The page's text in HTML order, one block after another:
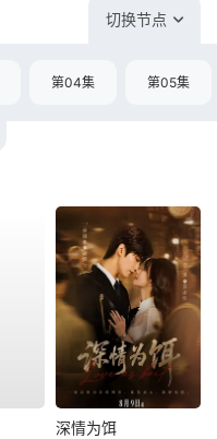
切换节点
第04集 第05集
深情为饵